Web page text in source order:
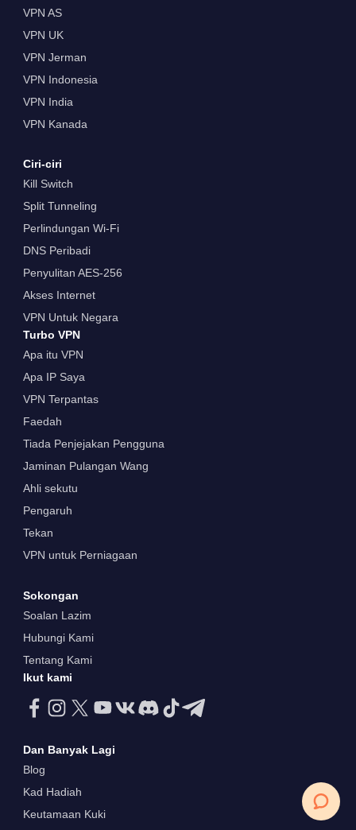
VPN AS
VPN UK
VPN Jerman
VPN Indonesia
VPN India
VPN Kanada
Ciri-ciri
Kill Switch
Split Tunneling
Perlindungan Wi-Fi
DNS Peribadi
Penyulitan AES-256
Akses Internet
VPN Untuk Negara
Turbo VPN
Apa itu VPN
Apa IP Saya
VPN Terpantas
Faedah
Tiada Penjejakan Pengguna
Jaminan Pulangan Wang
Ahli sekutu
Pengaruh
Tekan
VPN untuk Perniagaan
Sokongan
Soalan Lazim
Hubungi Kami
Tentang Kami
Ikut kami
Dan Banyak Lagi
Blog
Kad Hadiah
Keutamaan Kuki